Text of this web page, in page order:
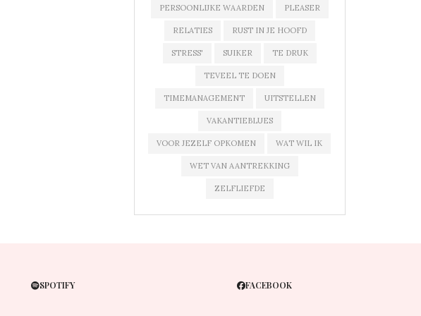
PERSOONLIJKE WAARDEN PLEASER
RELATIES RUST IN JE HOOFD
STRESS' SUIKER TE DRUK
TEVEEL TE DOEN
TIMEMANAGEMENT UITSTELLEN
VAKANTIEBLUES
VOOR JEZELF OPKOMEN WAT WIL IK
WET VAN AANTREKKING
ZELFLIEFDE
SPOTIFY FACEBOOK